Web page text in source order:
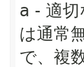
a - 適
は通常
で、複